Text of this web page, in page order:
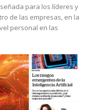
para los líderes y
de las empresas, en la
personal en las